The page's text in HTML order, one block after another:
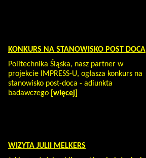
KONKURS NA STANOWISKO POST DOCA
Politechnika Śląska, nasz partner w
projekcie IMPRESS-U, ogłasza konkurs na
stanowisko post-doca - adiunkta
badawczego [więcej]
WIZYTA JULII MELKERS